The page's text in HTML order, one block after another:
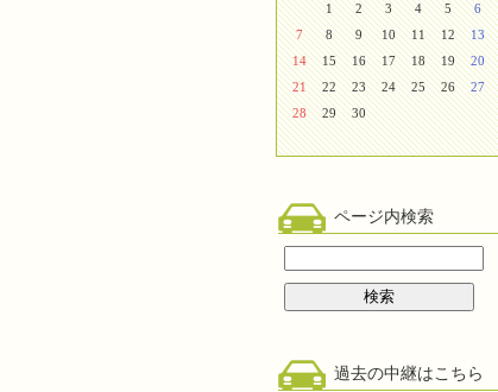
1
2 3 4 5
6
7
8 9 10 11 12
13
14
15 16 17 18 19
20
21
22 23 24 25 26
27
28
29 30
ページ内検索
過去の中継はこちら